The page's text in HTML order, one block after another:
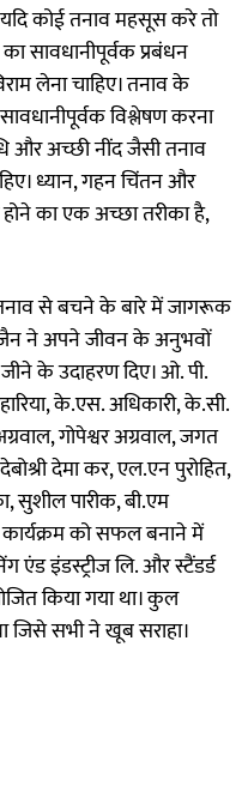
यदि कोई तनाव महसूस करे तो
सावधानीपूर्वक प्रबंधन
लेना चाहिए। तनाव के
विश्लेषण करना
और अच्छी नींद जैसी तनाव
ध्यान, गहन चिंतन और
का एक अच्छा तरीका है,
से बचने के बारे में जागरूक
जैन ने अपने जीवन के अनुभवों
के उदाहरण दिए। ओ. पी.
के.एस. अधिकारी, के.सी.
गोपेश्वर अग्रवाल, जगत
देमा कर, एल.एन पुरोहित,
सुशील पारीक, बी.एम
को सफल बनाने में
एंड इंडस्ट्रीज लि. और स्टैंडर्ड
किया गया था। कुल
जिसे सभी ने खूब सराहा।